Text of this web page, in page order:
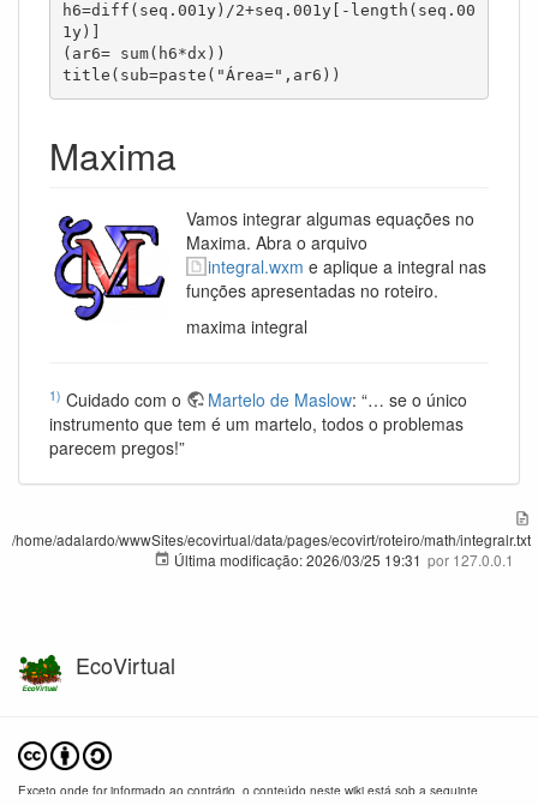
h6=diff(seq.001y)/2+seq.001y[-length(seq.00
1y)]
(ar6= sum(h6*dx))
title(sub=paste("Área=",ar6))
Maxima
Vamos integrar algumas equações no
Maxima. Abra o arquivo
integral.wxm e aplique a integral nas
funções apresentadas no roteiro.
maxima integral
1) Cuidado com o Martelo de Maslow: “… se o único
instrumento que tem é um martelo, todos o problemas
parecem pregos!”
/home/adalardo/wwwSites/ecovirtual/data/pages/ecovirt/roteiro/math/integralr.txt
Última modificação:2026/03/25 19:31 por 127.0.0.1
EcoVirtual
Exceto onde for informado ao contrário, o conteúdo neste wiki está sob a seguinte